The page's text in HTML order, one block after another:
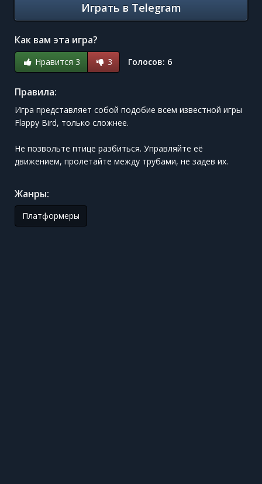
Играть в Telegram
Как вам эта игра?
Нравится 3 3 Голосов: 6
Правила:
Игра представляет собой подобие всем известной игры
Flappy Bird, только сложнее.
Не позвольте птице разбиться. Управляйте её
движением, пролетайте между трубами, не задев их.
Жанры:
Платформеры